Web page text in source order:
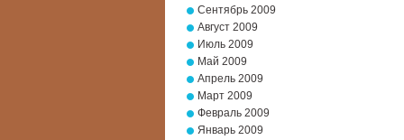
Сентябрь 2009
Август 2009
Июль 2009
Май 2009
Апрель 2009
Март 2009
Февраль 2009
Январь 2009